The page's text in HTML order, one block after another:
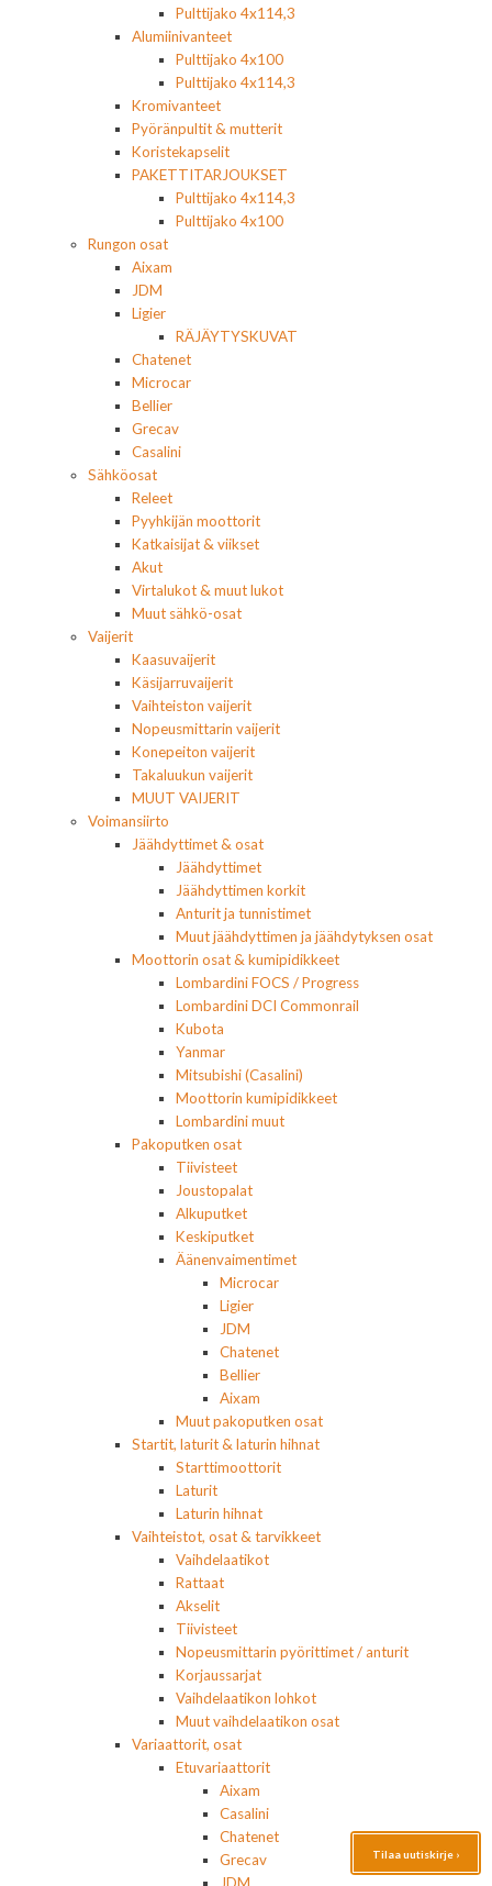
Pulttijako 4x114,3
Alumiinivanteet
Pulttijako 4x100
Pulttijako 4x114,3
Kromivanteet
Pyöränpultit & mutterit
Koristekapselit
PAKETTITARJOUKSET
Pulttijako 4x114,3
Pulttijako 4x100
Rungon osat
Aixam
JDM
Ligier
RÄJÄYTYSKUVAT
Chatenet
Microcar
Bellier
Grecav
Casalini
Sähköosat
Releet
Pyyhkijän moottorit
Katkaisijat & viikset
Akut
Virtalukot & muut lukot
Muut sähkö-osat
Vaijerit
Kaasuvaijerit
Käsijarruvaijerit
Vaihteiston vaijerit
Nopeusmittarin vaijerit
Konepeiton vaijerit
Takaluukun vaijerit
MUUT VAIJERIT
Voimansiirto
Jäähdyttimet & osat
Jäähdyttimet
Jäähdyttimen korkit
Anturit ja tunnistimet
Muut jäähdyttimen ja jäähdytyksen osat
Moottorin osat & kumipidikkeet
Lombardini FOCS / Progress
Lombardini DCI Commonrail
Kubota
Yanmar
Mitsubishi (Casalini)
Moottorin kumipidikkeet
Lombardini muut
Pakoputken osat
Tiivisteet
Joustopalat
Alkuputket
Keskiputket
Äänenvaimentimet
Microcar
Ligier
JDM
Chatenet
Bellier
Aixam
Muut pakoputken osat
Startit, laturit & laturin hihnat
Starttimoottorit
Laturit
Laturin hihnat
Vaihteistot, osat & tarvikkeet
Vaihdelaatikot
Rattaat
Akselit
Tiivisteet
Nopeusmittarin pyörittimet / anturit
Korjaussarjat
Vaihdelaatikon lohkot
Muut vaihdelaatikon osat
Variaattorit, osat
Etuvariaattorit
Aixam
Casalini
Chatenet
Grecav
JDM
Tilaa uutiskirje ›